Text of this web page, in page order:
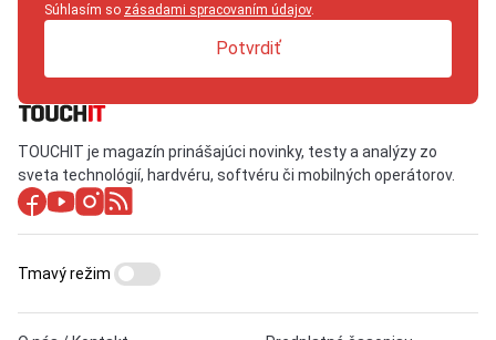
Súhlasím so zásadami spracovaním údajov.
Potvrdiť
TOUCHIT je magazín prinášajúci novinky, testy a analýzy zo
sveta technológií, hardvéru, softvéru či mobilných operátorov.
Tmavý režim